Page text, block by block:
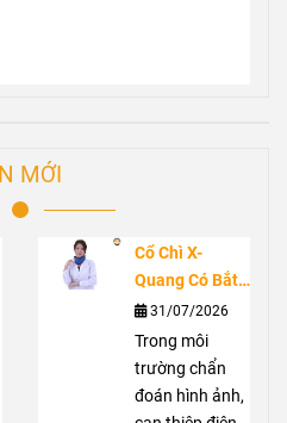
MỚI
Cổ Chì X-
Quang Có Bắt
Buộc Không?
Vai Trò Bảo Vệ
Tuyến Giáp
Trước Bức Xạ
31/07/2026
Trong môi
trường chẩn
đoán hình ảnh,